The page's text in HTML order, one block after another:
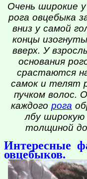
Очень широкие у
рога овцебыка
вниз у самой
концы
вверх. У
основания
срастаются
самок и телят
пучком волос.
каждого рога
лбу широкую
толщиной
Интересные
овцебыков.